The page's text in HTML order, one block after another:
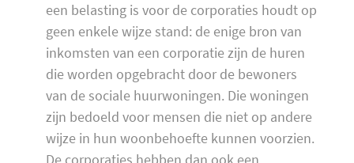
een belasting is voor de corporaties houdt op
geen enkele wijze stand: de enige bron van
inkomsten van een corporatie zijn de huren
die worden opgebracht door de bewoners
van de sociale huurwoningen. Die woningen
zijn bedoeld voor mensen die niet op andere
wijze in hun woonbehoefte kunnen voorzien.